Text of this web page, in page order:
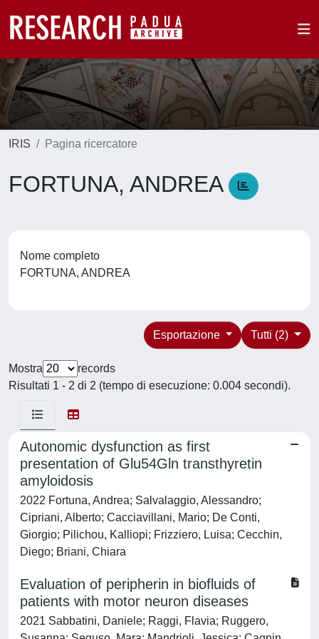
IRIS Pagina ricercatore
FORTUNA, ANDREA
Nome completo
FORTUNA, ANDREA
Tutti (2)
Esportazione
Mostra
records
Risultati 1 - 2 di 2 (tempo di esecuzione: 0.004 secondi).
Autonomic dysfunction as first
presentation of Glu54Gln transthyretin
amyloidosis
2022 Fortuna, Andrea; Salvalaggio, Alessandro;
Cipriani, Alberto; Cacciavillani, Mario; De Conti,
Giorgio; Pilichou, Kalliopi; Frizziero, Luisa; Cecchin,
Diego; Briani, Chiara
Evaluation of peripherin in biofluids of
patients with motor neuron diseases
2021 Sabbatini, Daniele; Raggi, Flavia; Ruggero,